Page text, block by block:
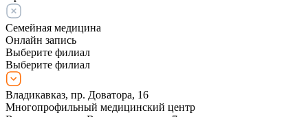
Семейная медицина
Онлайн запись
Выберите филиал
Выберите филиал
Владикавказ, пр. Доватора, 16
Многопрофильный медицинский центр